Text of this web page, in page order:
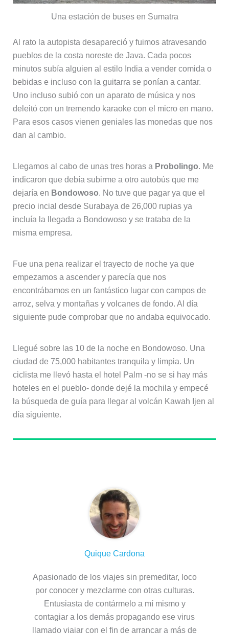
Una estación de buses en Sumatra
Al rato la autopista desapareció y fuimos atravesando
pueblos de la costa noreste de Java. Cada pocos
minutos subía alguien al estilo India a vender comida o
bebidas e incluso con la guitarra se ponían a cantar.
Uno incluso subió con un aparato de música y nos
deleitó con un tremendo karaoke con el micro en mano.
Para esos casos vienen geniales las monedas que nos
dan al cambio.
Llegamos al cabo de unas tres horas a Probolingo. Me
indicaron que debía subirme a otro autobús que me
dejaría en Bondowoso. No tuve que pagar ya que el
precio incial desde Surabaya de 26,000 rupias ya
incluía la llegada a Bondowoso y se trataba de la
misma empresa.
Fue una pena realizar el trayecto de noche ya que
empezamos a ascender y parecía que nos
encontrábamos en un fantástico lugar con campos de
arroz, selva y montañas y volcanes de fondo. Al día
siguiente pude comprobar que no andaba equivocado.
Llegué sobre las 10 de la noche en Bondowoso. Una
ciudad de 75,000 habitantes tranquila y limpia. Un
ciclista me llevó hasta el hotel Palm -no se si hay más
hoteles en el pueblo- donde dejé la mochila y empecé
la búsqueda de guía para llegar al volcán Kawah Ijen al
día siguiente.
Quique Cardona
Apasionado de los viajes sin premeditar, loco
por conocer y mezclarme con otras culturas.
Entusiasta de contármelo a mí mismo y
contagiar a los demás propagando ese virus
llamado viajar con el fin de arrancar a más de